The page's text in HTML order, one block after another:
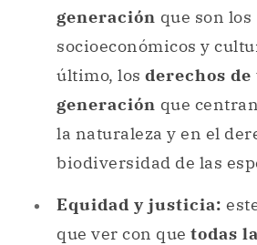
generación que son los
socioeconómicos y
último, los derechos
generación que
la naturaleza y en el
biodiversidad de las
Equidad y justicia:
que ver con que todas